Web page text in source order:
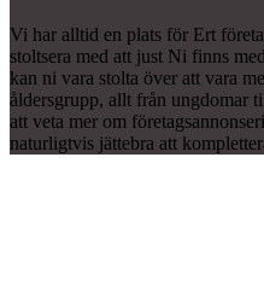
Vi har alltid en plats för Ert
stoltsera med att just Ni finns
kan ni vara stolta över att vara
åldersgrupp, allt från ungdomar
att veta mer om
naturligtvis jättebra att